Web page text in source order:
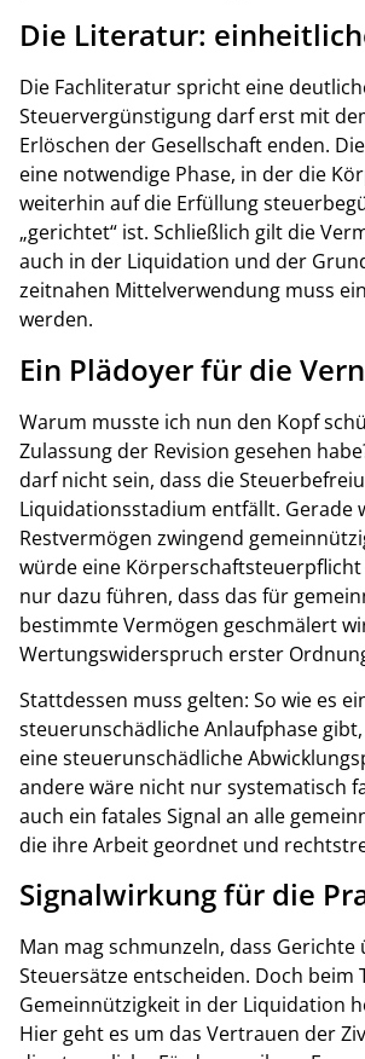
Die Literatur:
Die Fachliteratur spricht eine
Steuervergünstigung darf erst mit
Erlöschen der Gesellschaft enden.
eine notwendige Phase, in der die
weiterhin auf die Erfüllung
„gerichtet“ ist. Schließlich gilt die
auch in der Liquidation und der
zeitnahen Mittelverwendung muss
werden.
Ein Plädoyer für die
Warum musste ich nun den Kopf
Zulassung der Revision gesehen
darf nicht sein, dass die
Liquidationsstadium entfällt. Gerade
Restvermögen zwingend
würde eine Körperschaftsteuerpflicht
nur dazu führen, dass das für
bestimmte Vermögen geschmälert
Wertungswiderspruch erster
Stattdessen muss gelten: So wie es
steuerunschädliche Anlaufphase
eine steuerunschädliche
andere wäre nicht nur systematisch
auch ein fatales Signal an alle
die ihre Arbeit geordnet und
Signalwirkung für die
Man mag schmunzeln, dass Gerichte
Steuersätze entscheiden. Doch beim
Gemeinnützigkeit in der Liquidation
Hier geht es um das Vertrauen der